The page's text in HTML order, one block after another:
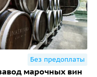
Без предоплаты
марочных вин